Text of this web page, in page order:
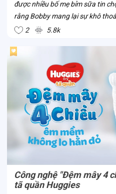
được nhiều bố mẹ bỉm sữa tin
rằng Bobby mang lại sự khô
bé mặc tã. Liệu tã Bobby có thật
2 5.8k
Công nghệ "Đệm mây 4
tã quần Huggies